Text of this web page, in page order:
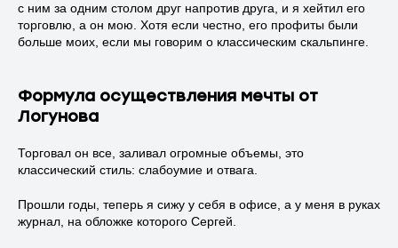
с ним за одним столом друг напротив друга, и я хейтил его
торговлю, а он мою. Хотя если честно, его профиты были
больше моих, если мы говорим о классическим скальпинге.
Формула осуществления мечты от
Логунова
Торговал он все, заливал огромные объемы, это
классический стиль: слабоумие и отвага.
Прошли годы, теперь я сижу у себя в офисе, а у меня в руках
журнал, на обложке которого Сергей.